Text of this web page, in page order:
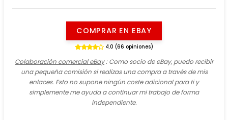
COMPRAR EN EBAY
4.0 (66 opiniones)
Colaboración comercial eBay: Como socio de eBay, puedo recibir
una pequeña comisión si realizas una compra a través de mis
enlaces. Esto no supone ningún coste adicional para ti y
simplemente me ayuda a continuar mi trabajo de forma
independiente.